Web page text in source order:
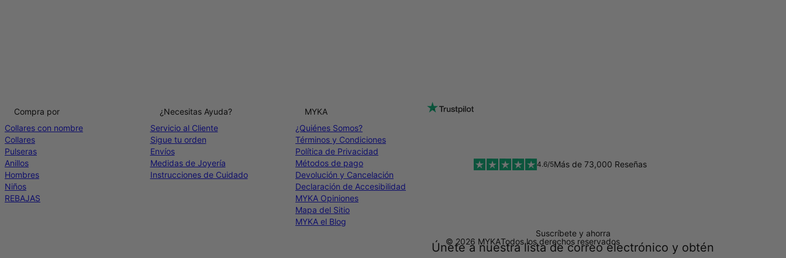
Suscríbete y ahorra
Únete a nuestra lista de correo electrónico y obtén
Compra por
Collares con nombre
Collares
Pulseras
Anillos
Hombres
Niños
REBAJAS
¿Necesitas Ayuda?
Servicio al Cliente
Sigue tu orden
Envíos
Medidas de Joyería
Instrucciones de Cuidado
MYKA
¿Quiénes Somos?
Términos y Condiciones
Política de Privacidad
Métodos de pago
Devolución y Cancelación
Declaración de Accesibilidad
MYKA Opiniones
Mapa del Sitio
MYKA el Blog
4.6/5Más de 73,000 Reseñas
© 2026 MYKATodos los derechos reservados